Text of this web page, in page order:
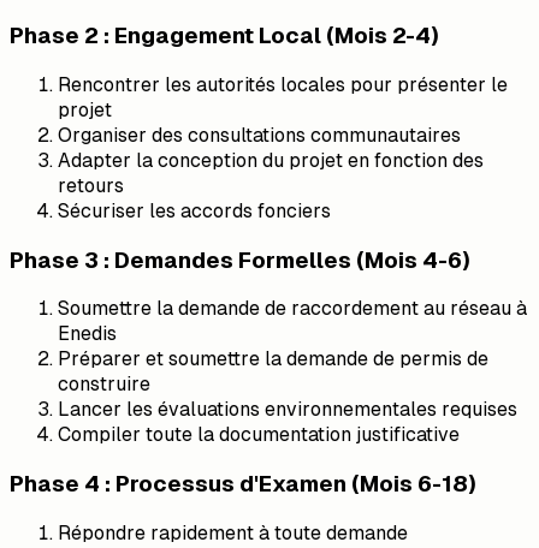
Phase 2 : Engagement Local (Mois 2-4)
Rencontrer les autorités locales pour présenter le
projet
Organiser des consultations communautaires
Adapter la conception du projet en fonction des
retours
Sécuriser les accords fonciers
Phase 3 : Demandes Formelles (Mois 4-6)
Soumettre la demande de raccordement au réseau à
Enedis
Préparer et soumettre la demande de permis de
construire
Lancer les évaluations environnementales requises
Compiler toute la documentation justificative
Phase 4 : Processus d'Examen (Mois 6-18)
Répondre rapidement à toute demande